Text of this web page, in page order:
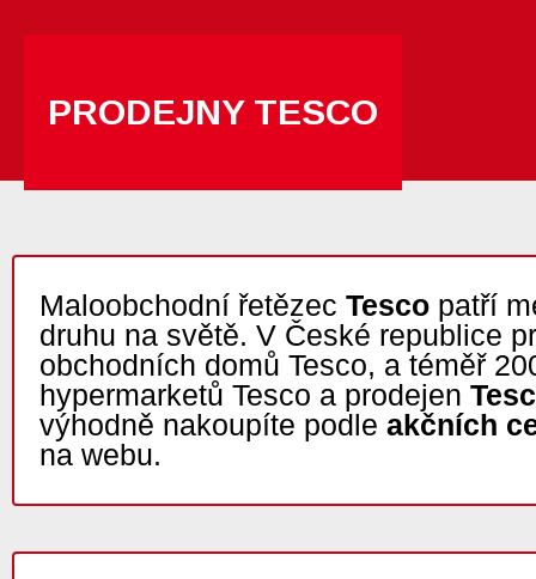
PRODEJNY TESCO
Maloobchodní řetězec Tesco patří
druhu na světě. V České republice
obchodních domů Tesco, a téměř
hypermarketů Tesco a prodejen
výhodně nakoupíte podle akčních
na webu.